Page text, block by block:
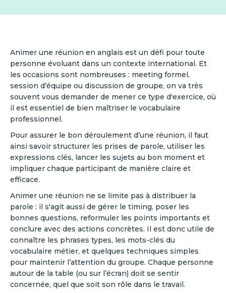
​Animer une réunion en anglais est un défi pour toute
personne évoluant dans un contexte international. Et
les occasions sont nombreuses : meeting formel,
session d’équipe ou discussion de groupe, on va très
souvent vous demander de mener ce type d'exercice, où
il est essentiel de bien maîtriser le vocabulaire
professionnel.
Pour assurer le bon déroulement d’une réunion, il faut
ainsi savoir structurer les prises de parole, utiliser les
expressions clés, lancer les sujets au bon moment et
impliquer chaque participant de manière claire et
efficace.
Animer une réunion ne se limite pas à distribuer la
parole : il s'agit aussi de gérer le timing, poser les
bonnes questions, reformuler les points importants et
conclure avec des actions concrètes. Il est donc utile de
connaître les phrases types, les mots-clés du
vocabulaire métier, et quelques techniques simples
pour maintenir l’attention du groupe. Chaque personne
autour de la table (ou sur l’écran) doit se sentir
concernée, quel que soit son rôle dans le travail.